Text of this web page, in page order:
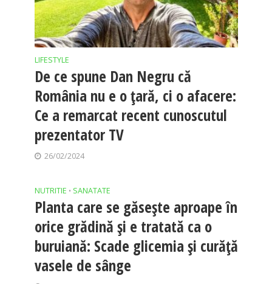
LIFESTYLE
De ce spune Dan Negru că
România nu e o țară, ci o afacere:
Ce a remarcat recent cunoscutul
prezentator TV
26/02/2024
NUTRITIE • SANATATE
Planta care se găsește aproape în
orice grădină și e tratată ca o
buruiană: Scade glicemia și curăță
vasele de sânge